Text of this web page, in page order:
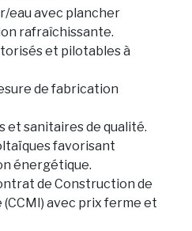
eau avec plancher
rafraîchissante.
et pilotables à
de fabrication
et sanitaires de qualité.
favorisant
énergétique.
de Construction de
avec prix ferme et